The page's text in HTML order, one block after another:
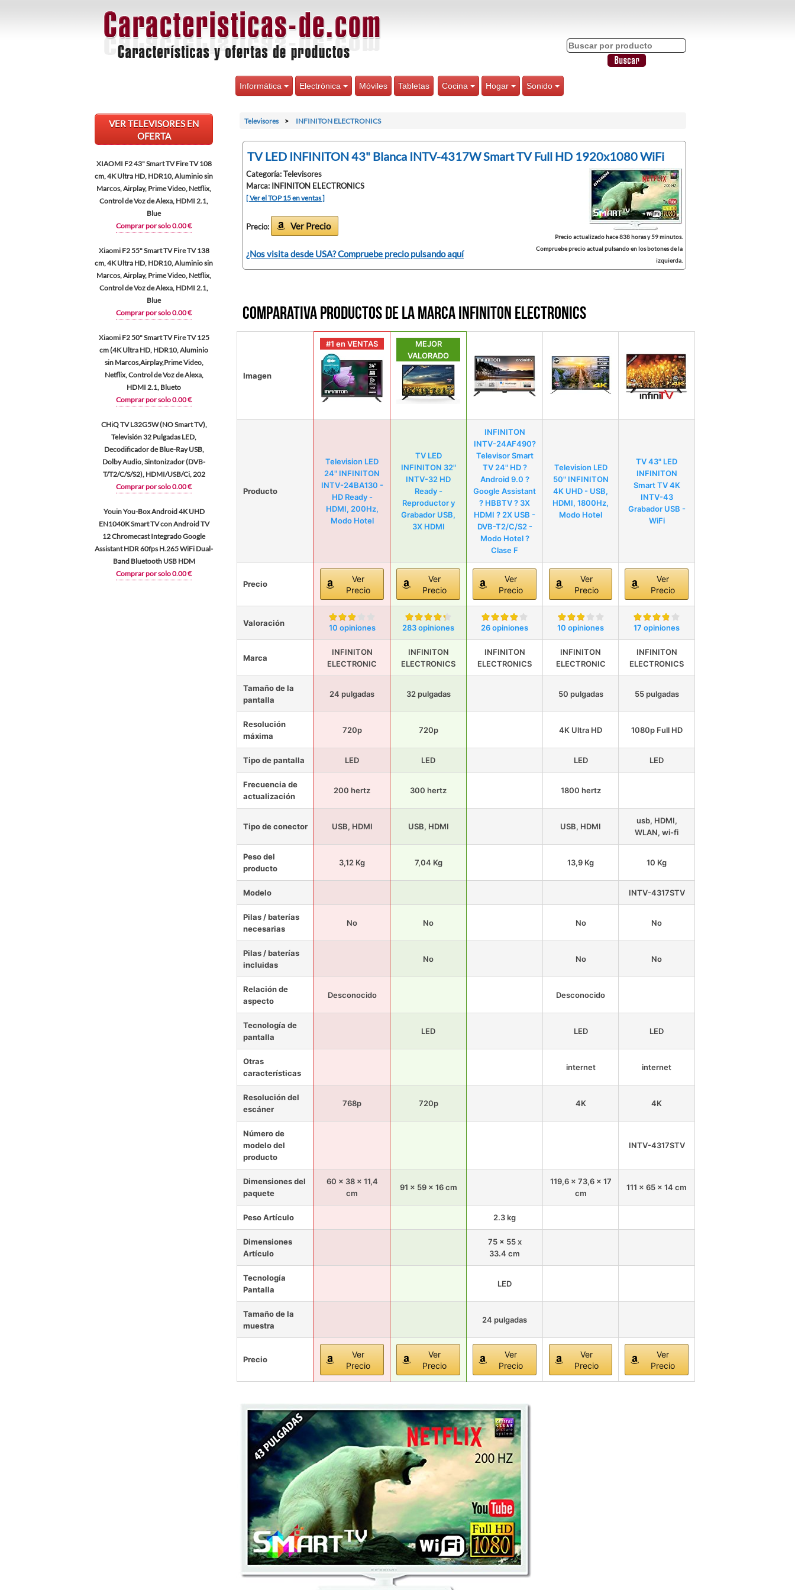
Informática Electrónica Móviles Tabletas Cocina Hogar Sonido
VER TELEVISORES EN
OFERTA
XIAOMI F2 43" Smart TV Fire TV 108
cm, 4K Ultra HD, HDR10, Aluminio sin
Marcos, Airplay, Prime Video, Netflix,
Control de Voz de Alexa, HDMI 2.1,
Blue
Comprar por solo 0.00 €
Xiaomi F2 55" Smart TV Fire TV 138
cm, 4K Ultra HD, HDR10, Aluminio sin
Marcos, Airplay, Prime Video, Netflix,
Control de Voz de Alexa, HDMI 2.1,
Blue
Comprar por solo 0.00 €
Xiaomi F2 50" Smart TV Fire TV 125
cm (4K Ultra HD, HDR10, Aluminio
sin Marcos,Airplay,Prime Video,
Netflix, Control de Voz de Alexa,
HDMI 2.1, Blueto
Comprar por solo 0.00 €
CHiQ TV L32G5W (NO Smart TV),
Televisión 32 Pulgadas LED,
Decodificador de Blue-Ray USB,
Dolby Audio, Sintonizador (DVB-
T/T2/C/S/S2), HDMI/USB/Ci, 202
Comprar por solo 0.00 €
Youin You-Box Android 4K UHD
EN1040K Smart TV con Android TV
12 Chromecast Integrado Google
Assistant HDR 60fps H.265 WiFi Dual-
Band Bluetooth USB HDM
Comprar por solo 0.00 €
Televisores INFINITON ELECTRONICS
TV LED INFINITON 43" Blanca INTV-4317W Smart TV Full HD 1920x1080 WiFi
Categoría: Televisores
Marca: INFINITON ELECTRONICS
[ Ver el TOP 15 en ventas ]
Precio: Ver Precio
¿Nos visita desde USA? Compruebe precio pulsando aquí
Precio actualizado hace 838 horas y 59 minutos.
Compruebe precio actual pulsando en los botones de la
izquierda.
Comparativa productos de la marca INFINITON ELECTRONICS
Imagen
#1 en VENTAS
MEJOR
VALORADO
Producto
Television LED
24" INFINITON
INTV-24BA130 -
HD Ready -
HDMI, 200Hz,
Modo Hotel
TV LED
INFINITON 32"
INTV-32 HD
Ready -
Reproductor y
Grabador USB,
3X HDMI
INFINITON
INTV-24AF490?
Televisor Smart
TV 24" HD ?
Android 9.0 ?
Google Assistant
? HBBTV ? 3X
HDMI ? 2X USB -
DVB-T2/C/S2 -
Modo Hotel ?
Clase F
Television LED
50" INFINITON
4K UHD - USB,
HDMI, 1800Hz,
Modo Hotel
TV 43" LED
INFINITON
Smart TV 4K
INTV-43
Grabador USB -
WiFi
Precio
Ver
Precio
Ver
Precio
Ver
Precio
Ver
Precio
Ver
Precio
Valoración 10 opiniones 283 opiniones 26 opiniones 10 opiniones 17 opiniones
Marca
INFINITON
ELECTRONIC
INFINITON
ELECTRONICS
INFINITON
ELECTRONICS
INFINITON
ELECTRONIC
INFINITON
ELECTRONICS
Tamaño de la
pantalla
24 pulgadas 32 pulgadas 50 pulgadas 55 pulgadas
Resolución
máxima
720p 720p 4K Ultra HD 1080p Full HD
Tipo de pantalla LED LED LED LED
Frecuencia de
actualización
200 hertz 300 hertz 1800 hertz
Tipo de conector USB, HDMI USB, HDMI USB, HDMI
usb, HDMI,
WLAN, wi-fi
Peso del
producto
3,12 Kg 7,04 Kg 13,9 Kg 10 Kg
Modelo INTV-4317STV
Pilas / baterías
necesarias
No No No No
Pilas / baterías
incluidas
No No No
Relación de
aspecto
Desconocido Desconocido
Tecnología de
pantalla
LED LED LED
Otras
características
internet internet
Resolución del
escáner
768p 720p 4K 4K
Número de
modelo del
producto
INTV-4317STV
Dimensiones del
paquete
60 x 38 x 11,4
cm
91 x 59 x 16 cm
119,6 x 73,6 x 17
cm
111 x 65 x 14 cm
Peso Artículo 2.3 kg
Dimensiones
Artículo
75 x 55 x
33.4 cm
Tecnología
Pantalla
LED
Tamaño de la
muestra
24 pulgadas
Precio
Ver
Precio
Ver
Precio
Ver
Precio
Ver
Precio
Ver
Precio